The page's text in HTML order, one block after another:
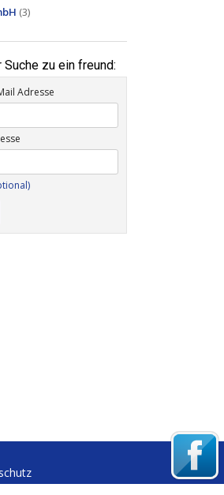
(3)
zu ein freund:
Adresse